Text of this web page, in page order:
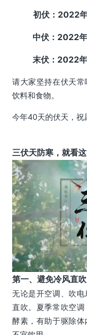
初伏：2022
中伏：2022
末伏：2022
请大家坚持在伏天
饮料和食物。
今年40天的伏天，祝
三伏天防寒，就看
第一、避免冷风直吹
无论是开空调、吹
直吹。夏季常吹空
酵素，有助于驱除